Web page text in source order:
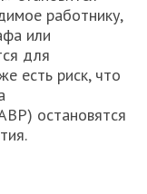
работнику,
или
для
есть риск, что
остановятся